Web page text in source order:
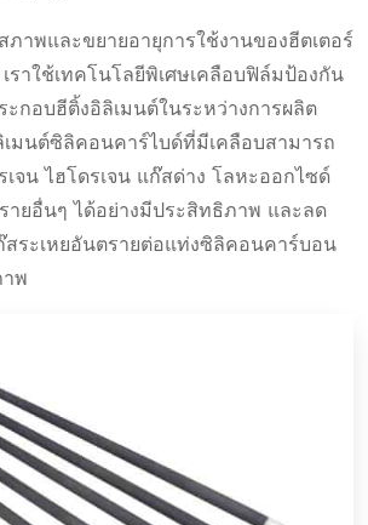
ภาพและขยายอายุการใช้งานของฮีตเตอร์
ราใช้เทคโนโลยีพิเศษเคลือบฟิล์มป้องกัน
กอบฮีติ้งอิลิเมนต์ในระหว่างการผลิต
มนต์ซิลิคอนคาร์ไบด์ที่มีเคลือบสามารถ
จน ไฮโดรเจน แก๊สด่าง โลหะออกไซด์
ายอื่นๆ ได้อย่างมีประสิทธิภาพ และลด
ระเหยอันตรายต่อแท่งซิลิคอนคาร์บอน
พ